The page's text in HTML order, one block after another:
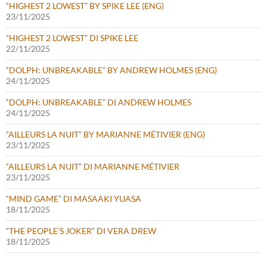
“HIGHEST 2 LOWEST” BY SPIKE LEE (ENG)
23/11/2025
“HIGHEST 2 LOWEST” DI SPIKE LEE
22/11/2025
“DOLPH: UNBREAKABLE” BY ANDREW HOLMES (ENG)
24/11/2025
“DOLPH: UNBREAKABLE” DI ANDREW HOLMES
24/11/2025
“AILLEURS LA NUIT” BY MARIANNE MÉTIVIER (ENG)
23/11/2025
“AILLEURS LA NUIT” DI MARIANNE MÉTIVIER
23/11/2025
“MIND GAME” DI MASAAKI YUASA
18/11/2025
“THE PEOPLE’S JOKER” DI VERA DREW
18/11/2025